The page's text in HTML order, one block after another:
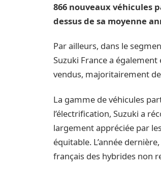
866 nouveaux véhicules
dessus de sa moyenne
Par ailleurs, dans le
Suzuki France a
vendus, majoritairement
La gamme de véhicules
l’électrification, Suzuki a
largement appréciée par
équitable. L’année
français des hybrides non